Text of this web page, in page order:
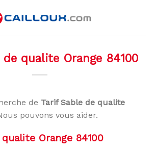
de qualite Orange 84100
de Tarif Sable de qualite
pouvons vous aider.
Orange 84100